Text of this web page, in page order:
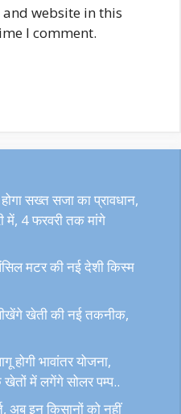
website in this
I comment.
सख्त सजा का प्रावधान,
में, 4 फरवरी तक मांगे
मटर की नई देशी किस्म
खेती की नई तकनीक,
होगी भावांतर योजना,
में लगेंगे सोलर पम्प..
अब इन किसानों को नहीं